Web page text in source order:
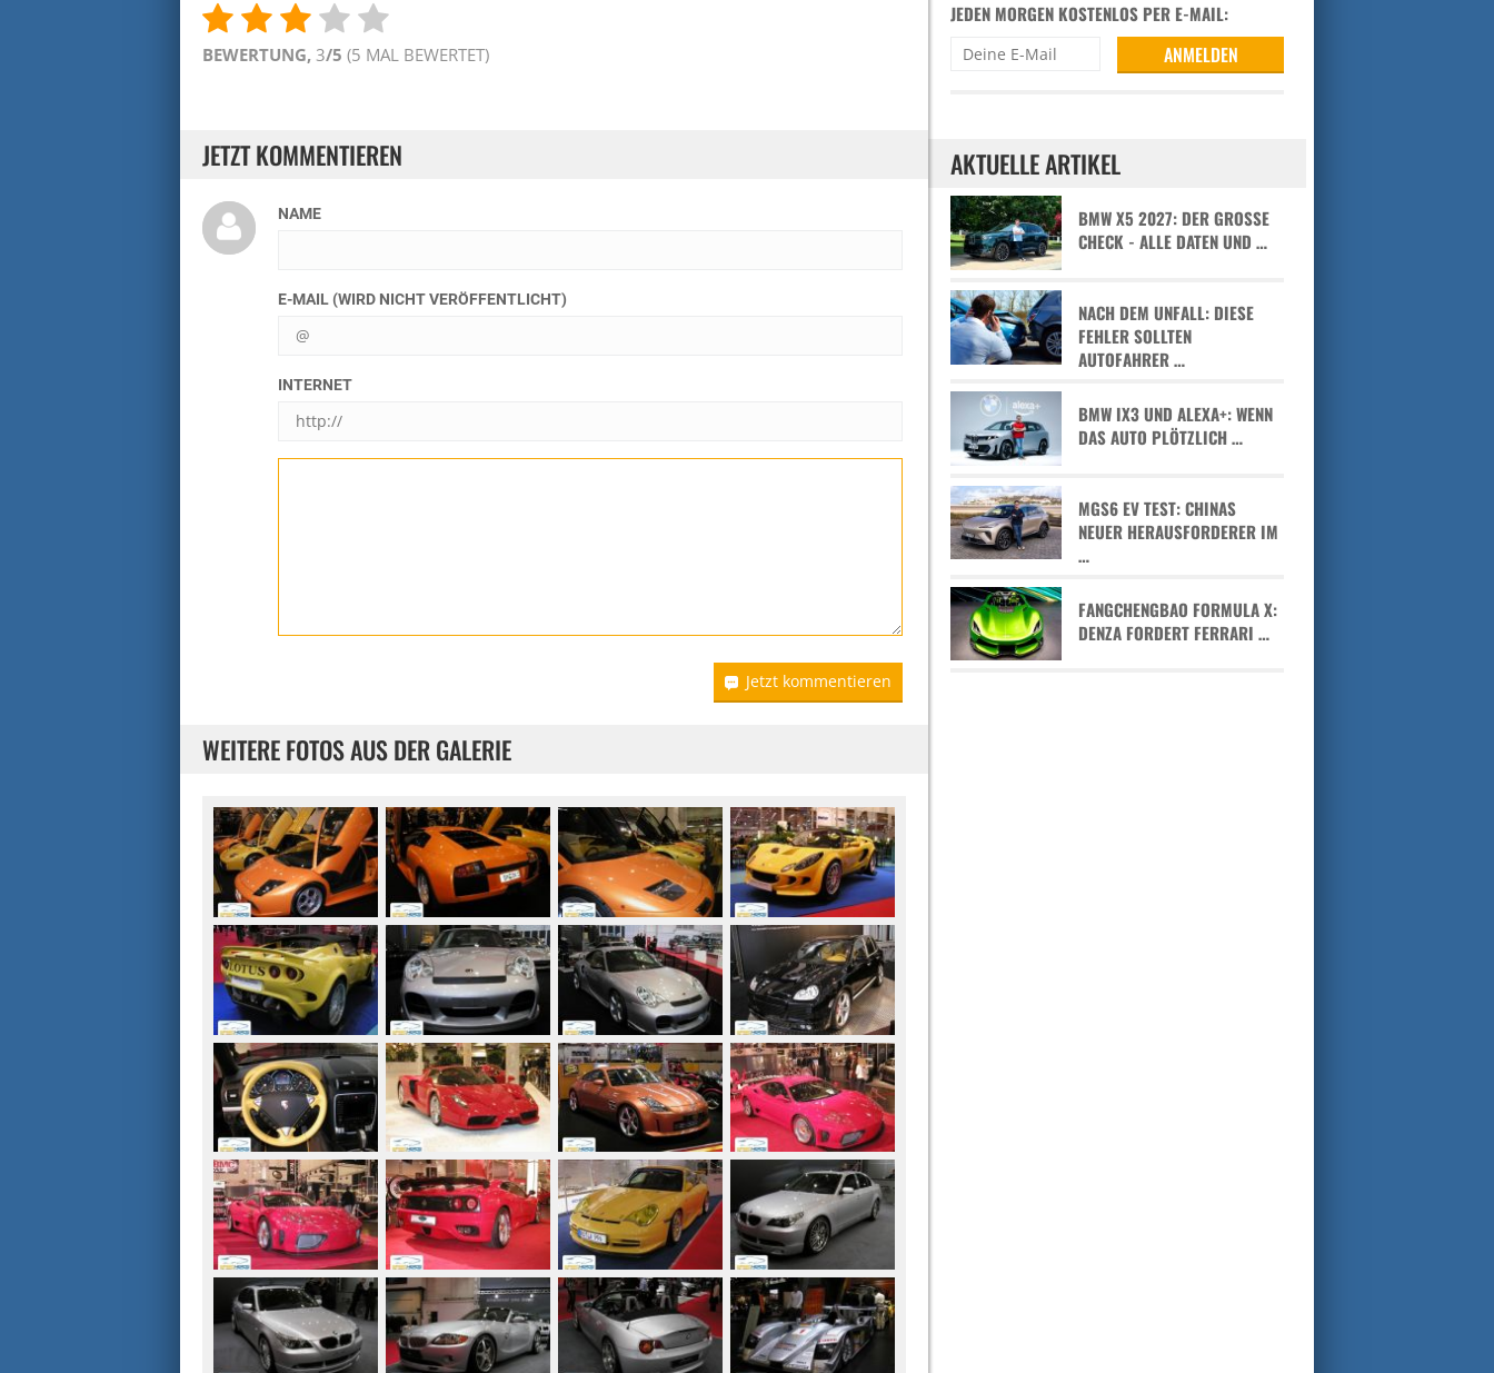
BEWERTUNG, 3/5 (5 MAL BEWERTET)
JETZT KOMMENTIEREN
NAME
E-MAIL (WIRD NICHT VERÖFFENTLICHT)
INTERNET
Jetzt kommentieren
WEITERE FOTOS AUS DER GALERIE
JEDEN MORGEN KOSTENLOS PER E-MAIL:
AKTUELLE ARTIKEL
BMW X5 2027: DER GROSSE C
HECK - ALLE DATEN UND …
NACH DEM UNFALL: DIESE
FEHLER SOLLTEN
AUTOFAHRER …
BMW IX3 UND ALEXA+: WENN
DAS AUTO PLÖTZLICH …
MGS6 EV TEST: CHINAS
NEUER HERAUSFORDERER IM
…
FANGCHENGBAO FORMULA X:
DENZA FORDERT FERRARI …